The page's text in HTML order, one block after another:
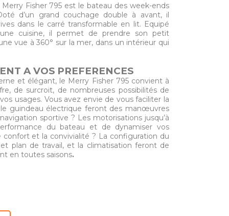
Merry Fisher 795 est le bateau des week-ends
d’un grand couchage double à avant, il
dans le carré transformable en lit. Equipé
cuisine, il permet de prendre son petit
vue à 360° sur la mer, dans un intérieur qui
A VOS PREFERENCES
et élégant, le Merry Fisher 795 convient à
de surcroit, de nombreuses possibilités de
usages. Vous avez envie de vous faciliter la
guindeau électrique feront des manœuvres
sportive ? Les motorisations jusqu’à
du bateau et de dynamiser vos
confort et la convivialité ? La configuration du
plan de travail, et la climatisation feront de
en toutes saisons.